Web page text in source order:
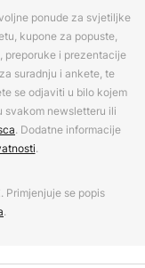
ponude za svjetiljke
kupone za popuste,
preporuke i prezentacije
suradnju i ankete, te
se odjaviti u bilo kojem
svakom newsletteru ili
. Dodatne informacije
.
Primjenjuje se popis
.